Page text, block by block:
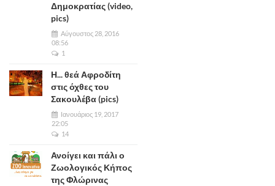
Δημοκρατίας (video,
pics)
Αύγουστος 28, 2016
08:56
1
Η... θεά Αφροδίτη
στις όχθες του
Σακουλέβα (pics)
Ιανουάριος 19, 2017
22:05
14
Ανοίγει και πάλι ο
Ζωολογικός Κήπος
της Φλώρινας